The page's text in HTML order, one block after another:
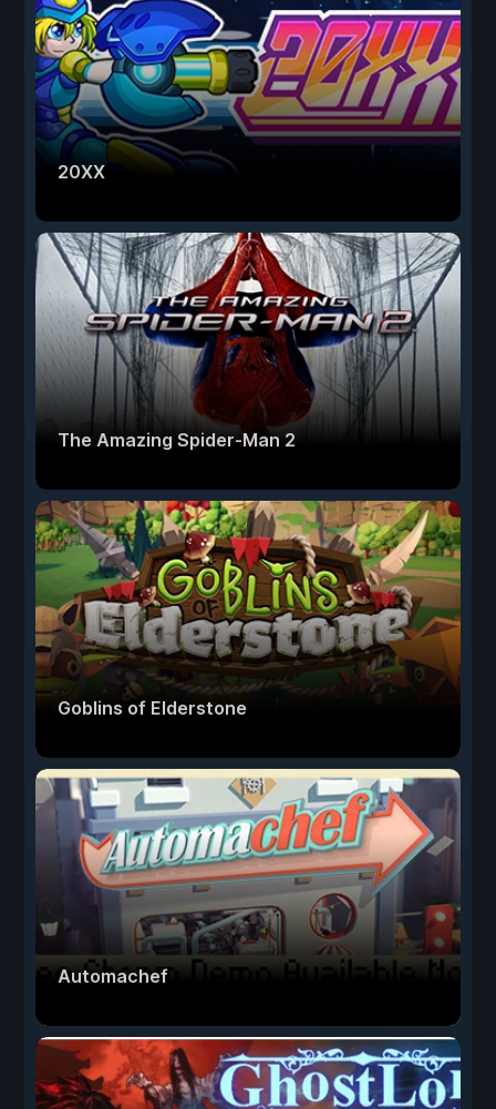
20XX
The Amazing Spider-Man 2
Goblins of Elderstone
Automachef